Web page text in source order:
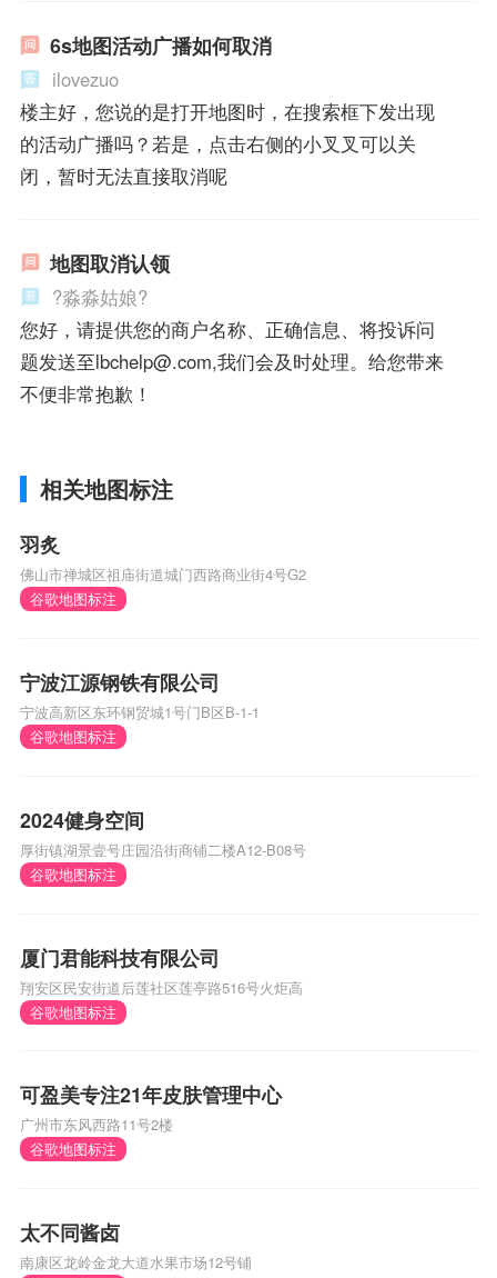
6s地图活动广播如何取消
ilovezuo
楼主好，您说的是打开地图时，在搜索框下发出现
的活动广播吗？若是，点击右侧的小叉叉可以关
闭，暂时无法直接取消呢
地图取消认领
?淼淼姑娘?
您好，请提供您的商户名称、正确信息、将投诉问
题发送至lbchelp@.com,我们会及时处理。给您带来
不便非常抱歉！
相关地图标注
羽炙
佛山市禅城区祖庙街道城门西路商业街4号G2
谷歌地图标注
宁波江源钢铁有限公司
宁波高新区东环钢贸城1号门B区B-1-1
谷歌地图标注
2024健身空间
厚街镇湖景壹号庄园沿街商铺二楼A12-B08号
谷歌地图标注
厦门君能科技有限公司
翔安区民安街道后莲社区莲亭路516号火炬高
谷歌地图标注
可盈美专注21年皮肤管理中心
广州市东风西路11号2楼
谷歌地图标注
太不同酱卤
南康区龙岭金龙大道水果市场12号铺